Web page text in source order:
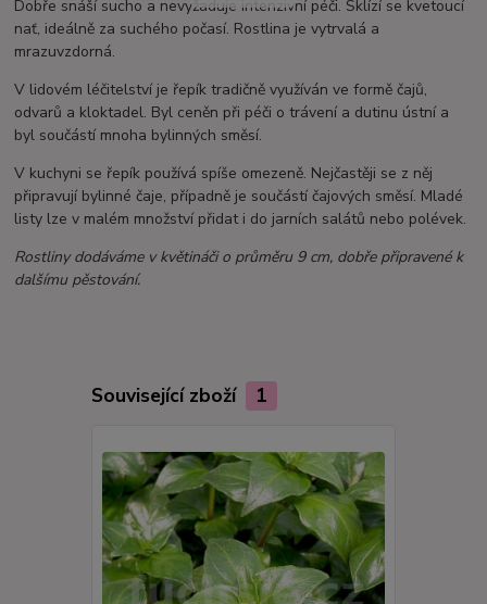
Dobře snáší sucho a nevyžaduje intenzivní péči. Sklízí se kvetoucí
nať, ideálně za suchého počasí. Rostlina je vytrvalá a
mrazuvzdorná.
V lidovém léčitelství je řepík tradičně využíván ve formě čajů,
odvarů a kloktadel. Byl ceněn při péči o trávení a dutinu ústní a
byl součástí mnoha bylinných směsí.
V kuchyni se řepík používá spíše omezeně. Nejčastěji se z něj
připravují bylinné čaje, případně je součástí čajových směsí. Mladé
listy lze v malém množství přidat i do jarních salátů nebo polévek.
Rostliny dodáváme v květináči o průměru 9 cm, dobře připravené k
dalšímu pěstování.
Související zboží 1